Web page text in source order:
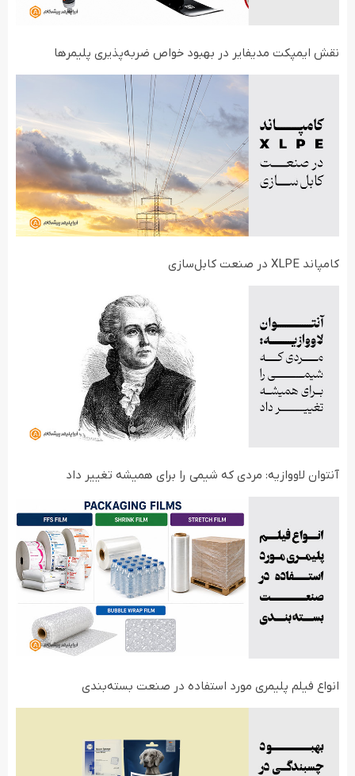
نقش ایمپکت مدیفایر در بهبود خواص ضربه‌پذیری پلیمرها
کامپاند XLPE در صنعت کابل‌سازی
آنتوان لاووازیه: مردی که شیمی را برای همیشه تغییر داد
انواع فیلم‌ پلیمری مورد استفاده در صنعت بسته‌بندی